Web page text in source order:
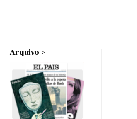
Arquivo